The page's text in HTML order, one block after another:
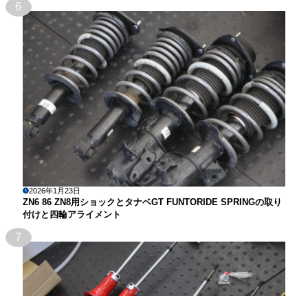
6
2026年1月23日
ZN6 86 ZN8用ショックとタナベGT FUNTORIDE SPRINGの取り
付けと四輪アライメント
7